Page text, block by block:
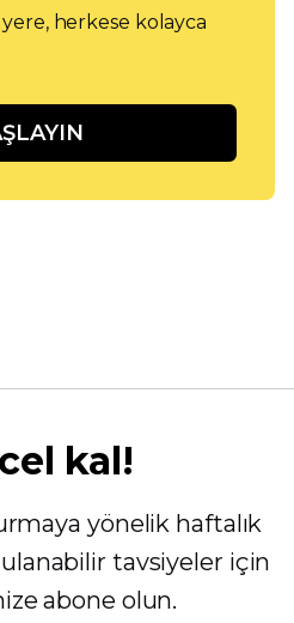
herkese kolayca
kal!
yönelik haftalık
tavsiyeler için
abone olun.